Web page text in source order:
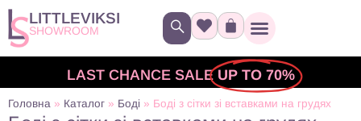
LITTLEVIKSI
SHOWROOM
LAST CHANCE SALE UP TO 70%
Головна » Каталог » Боді » Боді з сітки зі вставками на грудях